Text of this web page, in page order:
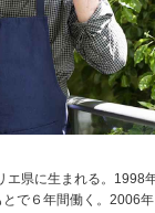
エ県に生まれる。1998
で６年間働く。2006